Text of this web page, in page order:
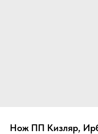
Нож ПП Кизляр,